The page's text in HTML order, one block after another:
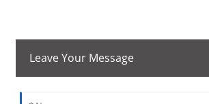
Leave Your Message